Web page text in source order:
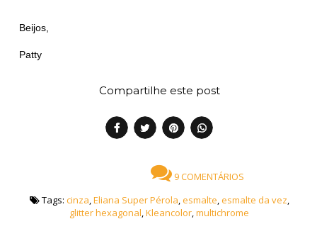
Beijos,
Patty
Compartilhe este post
9 COMENTÁRIOS
Tags: cinza Eliana Super Pérola esmalte esmalte da vez
glitter hexagonal Kleancolor multichrome